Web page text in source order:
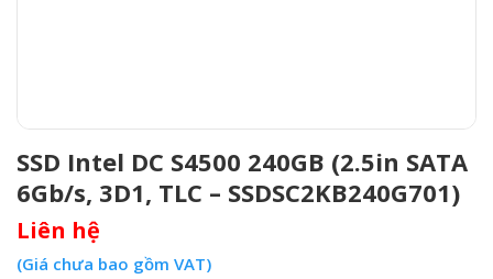
SSD Intel DC S4500 240GB (2.5in SATA
6Gb/s, 3D1, TLC – SSDSC2KB240G701)
Liên hệ
(Giá chưa bao gồm VAT)